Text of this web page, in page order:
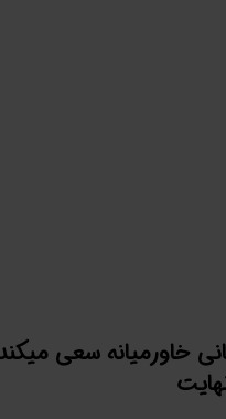
خاورمیانه سعی